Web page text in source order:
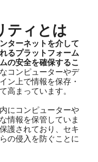
ティとは
ターネットを介して
るプラットフォーム
の安全を確保するこ
コンピューターやデ
ン上で情報を保存・
高まっています。
にコンピューターや
情報を保管していま
護されており、セキ
の侵入を防ぐことに